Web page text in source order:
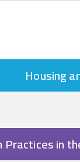
Housing
Practices in